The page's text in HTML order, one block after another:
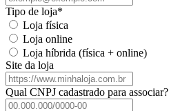
Tipo de loja*
Loja física
Loja online
Loja híbrida (física + online)
Site da loja
Qual CNPJ cadastrado para associar?